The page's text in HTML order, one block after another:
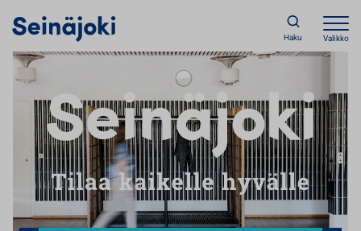
Haku Valikko
Seinäjoki – tilaa kaikelle